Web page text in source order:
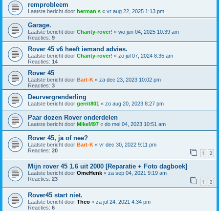
remprobleem
Laatste bericht door herman s « vr aug 22, 2025 1:13 pm
Garage.
Laatste bericht door Chanty-rover! « wo jun 04, 2025 10:39 am
Reacties: 9
Rover 45 v6 heeft iemand advies.
Laatste bericht door Chanty-rover! « zo jul 07, 2024 8:35 am
Reacties: 14
Rover 45
Laatste bericht door Bart-K « za dec 23, 2023 10:02 pm
Reacties: 3
Deurvergrenderling
Laatste bericht door gerrit801 « zo aug 20, 2023 8:27 pm
Paar dozen Rover onderdelen
Laatste bericht door MikeM97 « do mei 04, 2023 10:51 am
Rover 45, ja of nee?
Laatste bericht door Bart-K « vr dec 30, 2022 9:11 pm
Reacties: 20 1 2
Mijn rover 45 1.6 uit 2000 [Reparatie + Foto dagboek]
Laatste bericht door OmeHenk « za sep 04, 2021 9:19 am
Reacties: 23 1 2
Rover45 start niet.
Laatste bericht door Theo « za jul 24, 2021 4:34 pm
Reacties: 6